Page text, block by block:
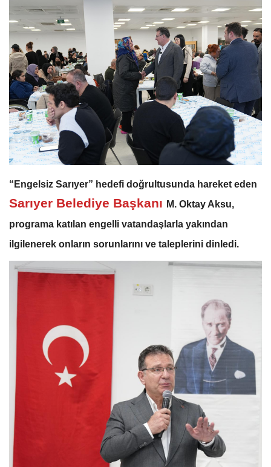
“Engelsiz Sarıyer” hedefi doğrultusunda hareket eden
Sarıyer Belediye Başkanı M. Oktay Aksu,
programa katılan engelli vatandaşlarla yakından
ilgilenerek onların sorunlarını ve taleplerini dinledi.